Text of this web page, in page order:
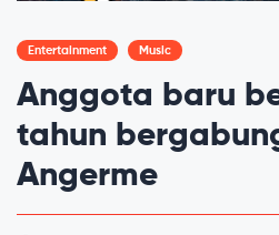
Entertainment Music
Anggota baru
tahun
Angerme